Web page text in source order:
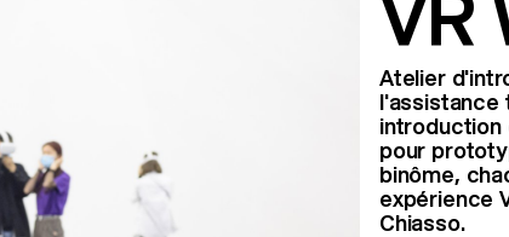
VR
Atelier
l'assistance
introduction
pour
binôme,
expérience
Chiasso.